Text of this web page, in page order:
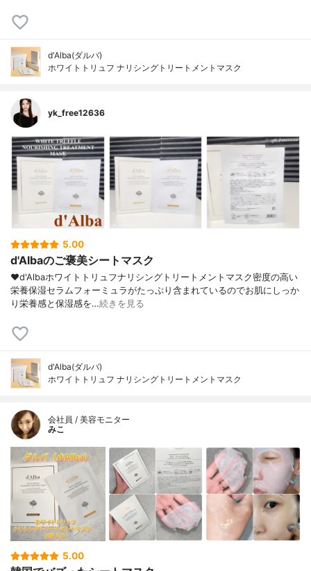
d'Alba(ダルバ)
ホワイトトリュフ ナリシングトリートメントマスク
yk_free12636
5.00
d'Albaのご褒美シートマスク
‪︎‬❤︎d'Albaホワイトトリュフナリシングトリートメントマスク密度の高い
栄養保湿セラムフォーミュラがたっぷり含まれているのでお肌にしっか
り栄養感と保湿感を…続きを見る
d'Alba(ダルバ)
ホワイトトリュフ ナリシングトリートメントマスク
会社員 / 美容モニター
みこ
5.00